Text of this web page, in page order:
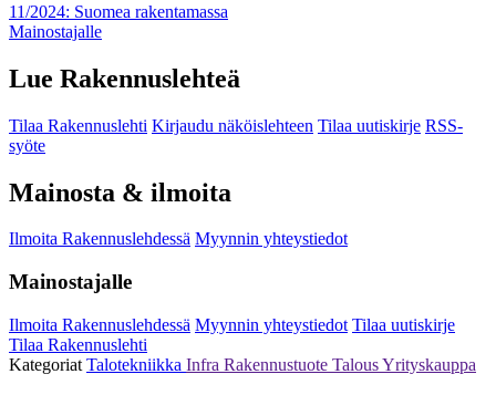
11/2024: Suomea rakentamassa
Mainostajalle
Lue Rakennuslehteä
Tilaa Rakennuslehti Kirjaudu näköislehteen Tilaa uutiskirje RSS-
syöte
Mainosta & ilmoita
Ilmoita Rakennuslehdessä Myynnin yhteystiedot
Mainostajalle
Ilmoita Rakennuslehdessä Myynnin yhteystiedot Tilaa uutiskirje
Tilaa Rakennuslehti
Kategoriat Talotekniikka Infra Rakennustuote TalousYrityskauppa